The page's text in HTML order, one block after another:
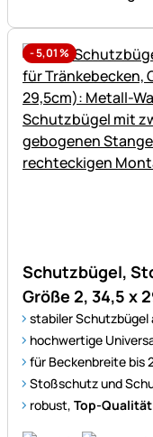
-5,01%
Schutzbügel,
Größe 2, 34,5 x
stabiler
hochwertige
für Beckenbreite bis
Stoßschutz und
robust, Top-